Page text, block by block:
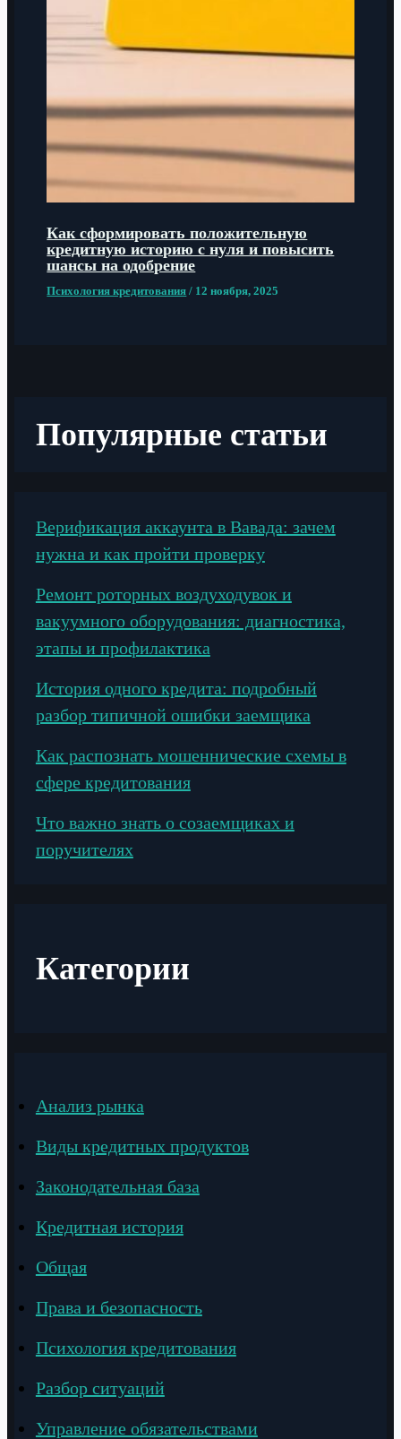
Как сформировать положительную
кредитную историю с нуля и повысить
шансы на одобрение
Психология кредитования / 12 ноября, 2025
Популярные статьи
Верификация аккаунта в Вавада: зачем
нужна и как пройти проверку
Ремонт роторных воздуходувок и
вакуумного оборудования: диагностика,
этапы и профилактика
История одного кредита: подробный
разбор типичной ошибки заемщика
Как распознать мошеннические схемы в
сфере кредитования
Что важно знать о созаемщиках и
поручителях
Категории
Анализ рынка
Виды кредитных продуктов
Законодательная база
Кредитная история
Общая
Права и безопасность
Психология кредитования
Разбор ситуаций
Управление обязательствами